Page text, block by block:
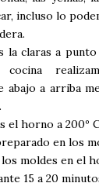
incluso lo
la claras a
abajo a arriba
el horno a 200º
en los
moldes en el
15 a 20